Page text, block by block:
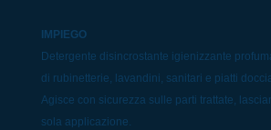
IMPIEGO
Detergente disincrostante igienizzante
di rubinetterie, lavandini, sanitari e piatti
Agisce con sicurezza sulle parti trattate,
sola applicazione.